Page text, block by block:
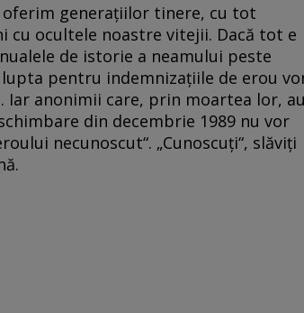
generațiilor tinere, cu tot
cu ocultele noastre vitejii. Dacă tot e
de istorie a neamului peste
pentru indemnizațiile de erou
Iar anonimii care, prin moartea lor,
din decembrie 1989 nu vor
necunoscut“. „Cunoscuți“, slăviți